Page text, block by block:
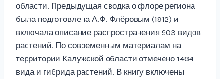
области. Предыдущая сводка о флоре региона
была подготовлена А.Ф. Флёровым (1912) и
включала описание распространения 903 видов
растений. По современным материалам на
территории Калужской области отмечено 1484
вида и гибрида растений. В книгу включены